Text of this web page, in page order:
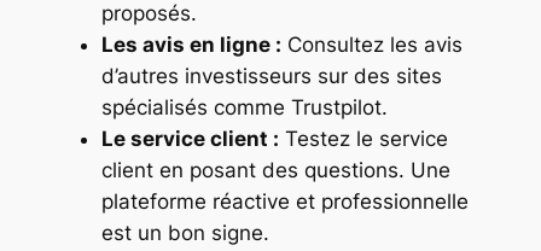
proposés.
Les avis en ligne : Consultez les avis
d’autres investisseurs sur des sites
spécialisés comme Trustpilot.
Le service client : Testez le service
client en posant des questions. Une
plateforme réactive et professionnelle
est un bon signe.